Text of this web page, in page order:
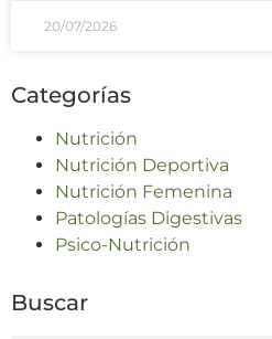
20/07/2026
Categorías
Nutrición
Nutrición Deportiva
Nutrición Femenina
Patologías Digestivas
Psico-Nutrición
Buscar